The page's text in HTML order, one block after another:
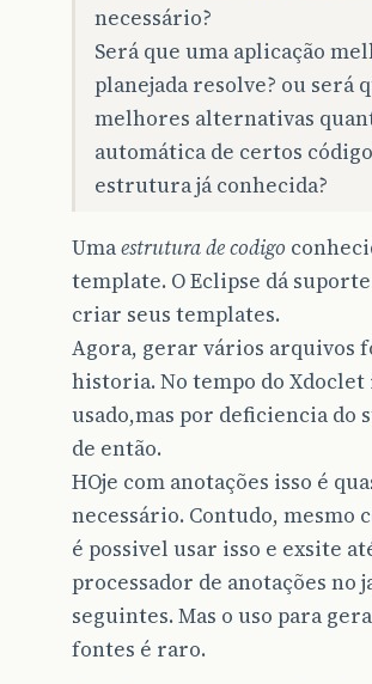
necessário?
Será que uma aplicação
planejada resolve? ou será
melhores alternativas
automática de certos
estrutura já conhecida?
Umaestrutura de codigo
template. O Eclipse dá suporte
criar seus templates.
Agora, gerar vários arquivos
historia. No tempo do Xdoclet
usado,mas por deficiencia do
de então.
HOje com anotações isso é
necessário. Contudo, mesmo
é possivel usar isso e exsite
processador de anotações no
seguintes. Mas o uso para
fontes é raro.